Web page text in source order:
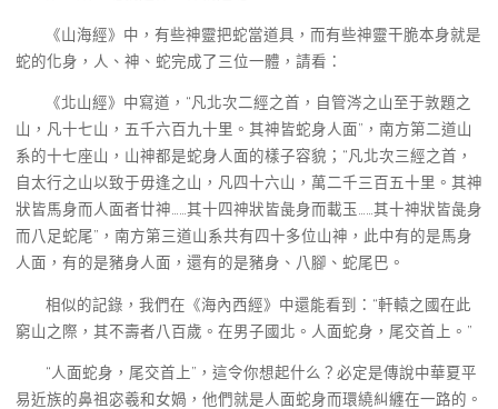
《山海經》中，有些神靈把蛇當道具，而有些神靈干脆本身就是
蛇的化身，人、神、蛇完成了三位一體，請看：
《北山經》中寫道，“凡北次二經之首，自管涔之山至于敦題之
山，凡十七山，五千六百九十里。其神皆蛇身人面”，南方第二道山
系的十七座山，山神都是蛇身人面的樣子容貌；“凡北次三經之首，
自太行之山以致于毋逢之山，凡四十六山，萬二千三百五十里。其神
狀皆馬身而人面者廿神……其十四神狀皆彘身而載玉……其十神狀皆彘身
而八足蛇尾”，南方第三道山系共有四十多位山神，此中有的是馬身
人面，有的是豬身人面，還有的是豬身、八腳、蛇尾巴。
相似的記錄，我們在《海內西經》中還能看到：“軒轅之國在此
窮山之際，其不壽者八百歲。在男子國北。人面蛇身，尾交首上。”
“人面蛇身，尾交首上”，這令你想起什么？必定是傳說中華夏平
易近族的鼻祖宓羲和女媧，他們就是人面蛇身而環繞糾纏在一路的。